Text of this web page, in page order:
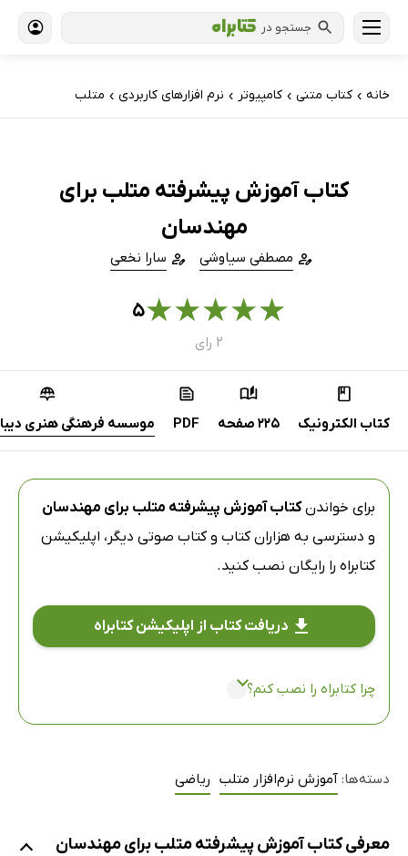
جستجو در
خانه › کتاب‌ متنی › کامپیوتر › نرم افزارهای کاربردی › متلب
کتاب آموزش پیشرفته متلب برای
مهندسان
مصطفی سیاوشی سارا نخعی
★
★
★
★
★۵
۲ رای
کتاب الکترونیک 225 صفحه PDF موسسه فرهنگی هنری
برای خواندنکتاب آموزش پیشرفته متلب برای مهندسان
و دسترسی به هزاران کتاب و کتاب صوتی دیگر، اپلیکیشن
کتابراه را رایگان نصب کنید.
دریافت کتاب از اپلیکیشن کتابراه
چرا کتابراه را نصب کنم؟
دسته‌ها: آموزش نرم‌افزار متلب ریاضی
معرفی کتاب آموزش پیشرفته متلب برای مهندسان